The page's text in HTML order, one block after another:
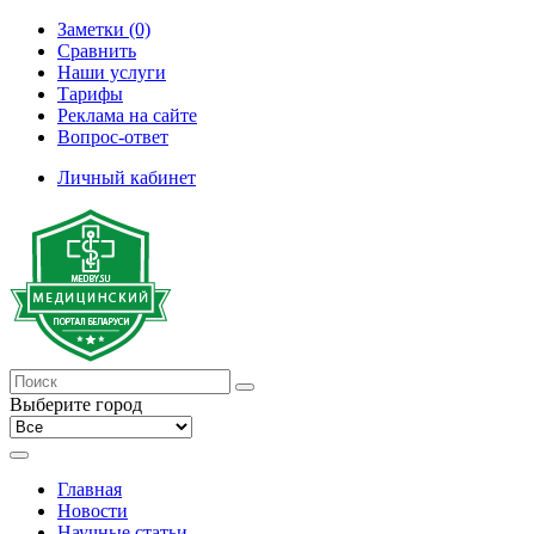
Заметки (0)
Сравнить
Наши услуги
Тарифы
Реклама на сайте
Вопрос-ответ
Личный кабинет
Выберите город
Главная
Новости